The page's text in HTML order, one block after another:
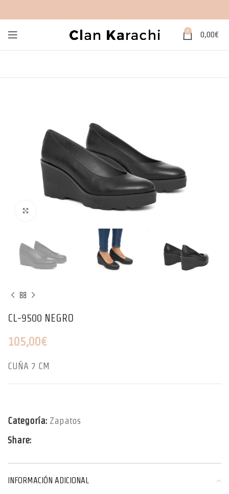
0 0,00€
CL-9500 NEGRO
105,00€
CUÑA 7 CM
Categoría: Zapatos
Share:
INFORMACIÓN ADICIONAL